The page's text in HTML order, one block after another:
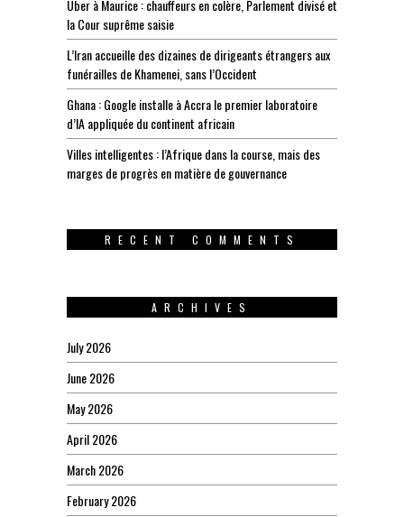
Uber à Maurice : chauffeurs en colère, Parlement divisé et
la Cour suprême saisie
L’Iran accueille des dizaines de dirigeants étrangers aux
funérailles de Khamenei, sans l’Occident
Ghana : Google installe à Accra le premier laboratoire
d’IA appliquée du continent africain
Villes intelligentes : l’Afrique dans la course, mais des
marges de progrès en matière de gouvernance
RECENT COMMENTS
ARCHIVES
July 2026
June 2026
May 2026
April 2026
March 2026
February 2026